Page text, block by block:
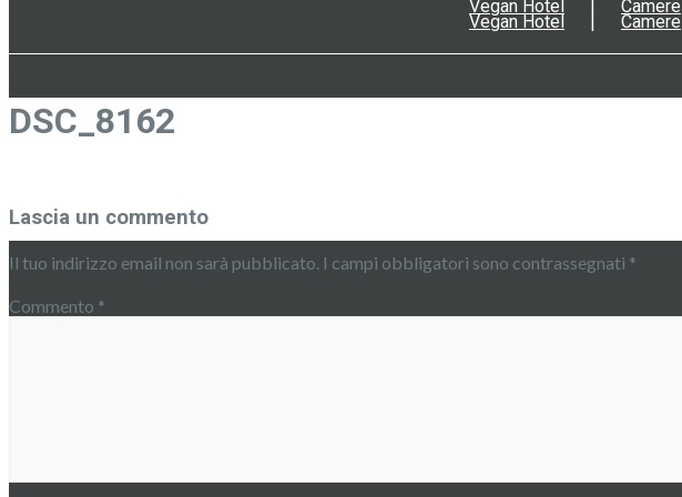
Vegan Hotel Camere
Vegan Hotel Camere
DSC_8162
Lascia un commento
Il tuo indirizzo email non sarà pubblicato. I campi obbligatori sono contrassegnati *
Commento *